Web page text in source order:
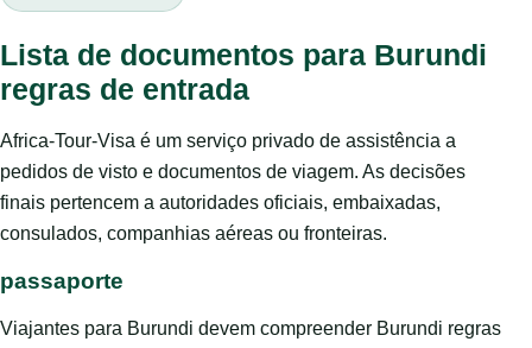
Lista de documentos para Burundi
regras de entrada
Africa-Tour-Visa é um serviço privado de assistência a
pedidos de visto e documentos de viagem. As decisões
finais pertencem a autoridades oficiais, embaixadas,
consulados, companhias aéreas ou fronteiras.
passaporte
Viajantes para Burundi devem compreender Burundi regras